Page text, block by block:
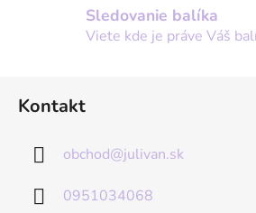
Sledovanie balíka
Viete kde je práve Váš
Kontakt
obchod@julivan.sk
0951034068